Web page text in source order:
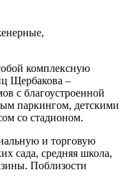
комплексную
Щербакова –
с благоустроенной
паркингом, детскими
со стадионом.
и торговую
сада, средняя школа,
Поблизости